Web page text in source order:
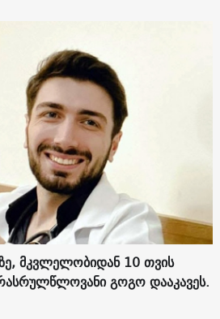
მკვლელობიდან 10 თვის
გოგო დააკავეს.